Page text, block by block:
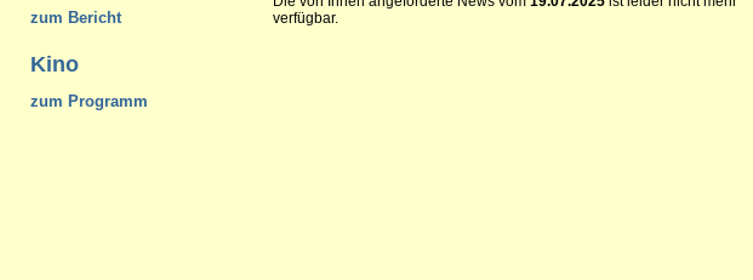
zum Bericht
Kino
zum Programm
verfügbar.